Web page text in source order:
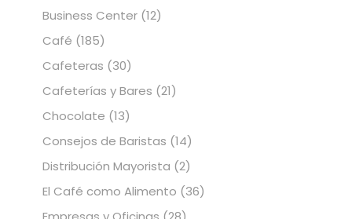
Business Center (12)
Café (185)
Cafeteras (30)
Cafeterías y Bares (21)
Chocolate (13)
Consejos de Baristas (14)
Distribución Mayorista (2)
El Café como Alimento (36)